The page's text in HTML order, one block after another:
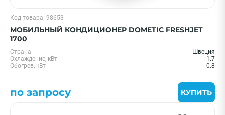
Код товара: 98653
МОБИЛЬНЫЙ КОНДИЦИОНЕР DOMETIC FRESHJET
1700
Страна
Швеция
Охлаждение, кВт
1.7
Обогрев, кВт
0.8
по запросу КУПИТЬ